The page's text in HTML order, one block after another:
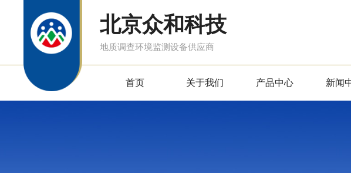
北京众和科技
地质调查环境监测设备供应商
首页 关于我们 产品中心 新闻